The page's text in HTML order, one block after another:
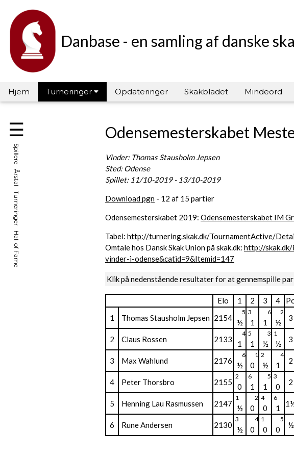
Danbase - en samling af danske
Hjem Turneringer Opdateringer Skakbladet Mindeord
☰
Spillere Årstal Turneringer Hall of Fame
Odensemesterskabet
Vinder: Thomas Stausholm Jepsen
Sted: Odense
Spillet: 11/10-2019 - 13/10-2019
Download pgn - 12 af 15 partier
Odensemesterskabet 2019: Odensemesterskabet IM
Tabel: http://turnering.skak.dk/TournamentActive/
Omtale hos Dansk Skak Union på skak.dk: http://
vinder-i-odense&catid=9&Itemid=147
Klik på nedenstående resultater for at gennemspille
Elo 1 2 3 4
1
Thomas Stausholm Jepsen 2154
5
½
3
1
6
1
2
½ 3
2 Claus Rossen 2133
4
1
5
1
3
½
1
½ 3
3 Max Wahlund 2176
6
½
1
0
2
½
4
1 2
4 Peter Thorsbro 2155
2
0
6
1
5
1
3
0 2
5 Henning Lau Rasmussen 2147
1
½
2
0
4
0
6
1
6 Rune Andersen 2130
3
½
4
0
1
0
5
0 ½